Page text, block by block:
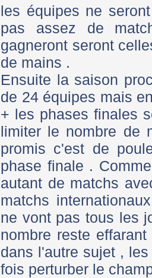
les équipes ne
pas assez de
gagneront seront
de mains .
Ensuite la saison
de 24 équipes mais
+ les phases finales
limiter le nombre de
promis c'est de
phase finale .
autant de matchs
matchs
ne vont pas tous les
nombre reste
dans l'autre sujet ,
fois perturber le